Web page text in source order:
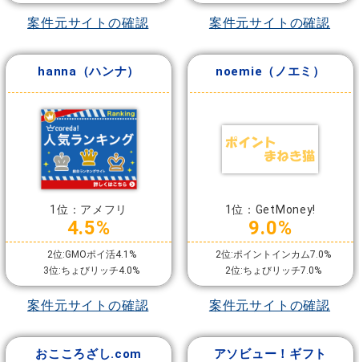
案件元サイトの確認 案件元サイトの確認
hanna（ハンナ）
1位：アメフリ
4.5%
2位:GMOポイ活4.1%
3位:ちょびリッチ4.0%
案件元サイトの確認
noemie（ノエミ）
1位：GetMoney!
9.0%
2位:ポイントインカム7.0%
2位:ちょびリッチ7.0%
案件元サイトの確認
おこころざし.com アソビュー！ギフト